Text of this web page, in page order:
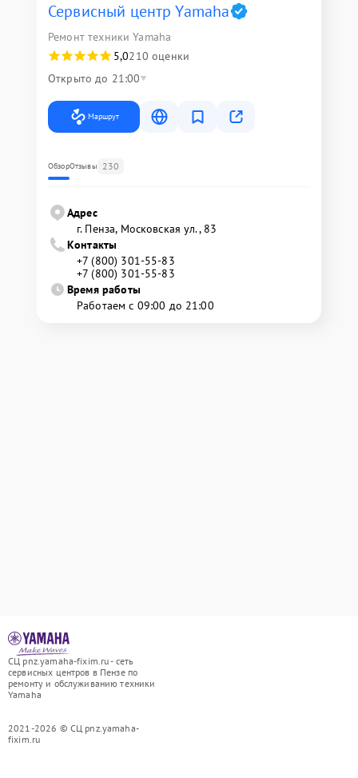
Сервисный центр Yamaha
Ремонт техники Yamaha
5,0210 оценки
Открыто до 21:00
Маршрут
ОбзорОтзывы 230
Адрес
г. Пенза, Московская ул., 83
Контакты
+7 (800) 301-55-83
+7 (800) 301-55-83
Время работы
Работаем с 09:00 до 21:00
СЦ pnz.yamaha-fixim.ru - сеть
сервисных центров в Пензе по
ремонту и обслуживанию техники
Yamaha
2021-2026 © СЦ pnz.yamaha-
fixim.ru